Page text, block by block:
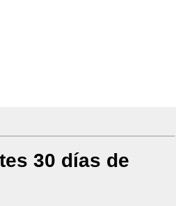
30 días de